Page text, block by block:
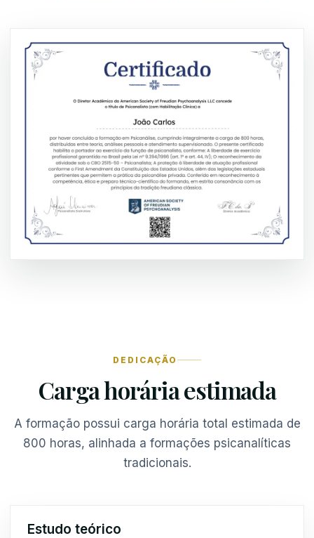
DEDICAÇÃO
Carga horária estimada
A formação possui carga horária total estimada de
800 horas, alinhada a formações psicanalíticas
tradicionais.
Estudo teórico